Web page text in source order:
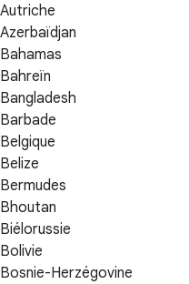
Autriche
Azerbaïdjan
Bahamas
Bahreïn
Bangladesh
Barbade
Belgique
Belize
Bermudes
Bhoutan
Biélorussie
Bolivie
Bosnie-Herzégovine